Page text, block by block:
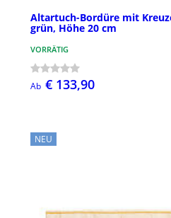
Altartuch-Bordüre mit
grün, Höhe 20 cm
VORRÄTIG
Ab € 133,90
NEU